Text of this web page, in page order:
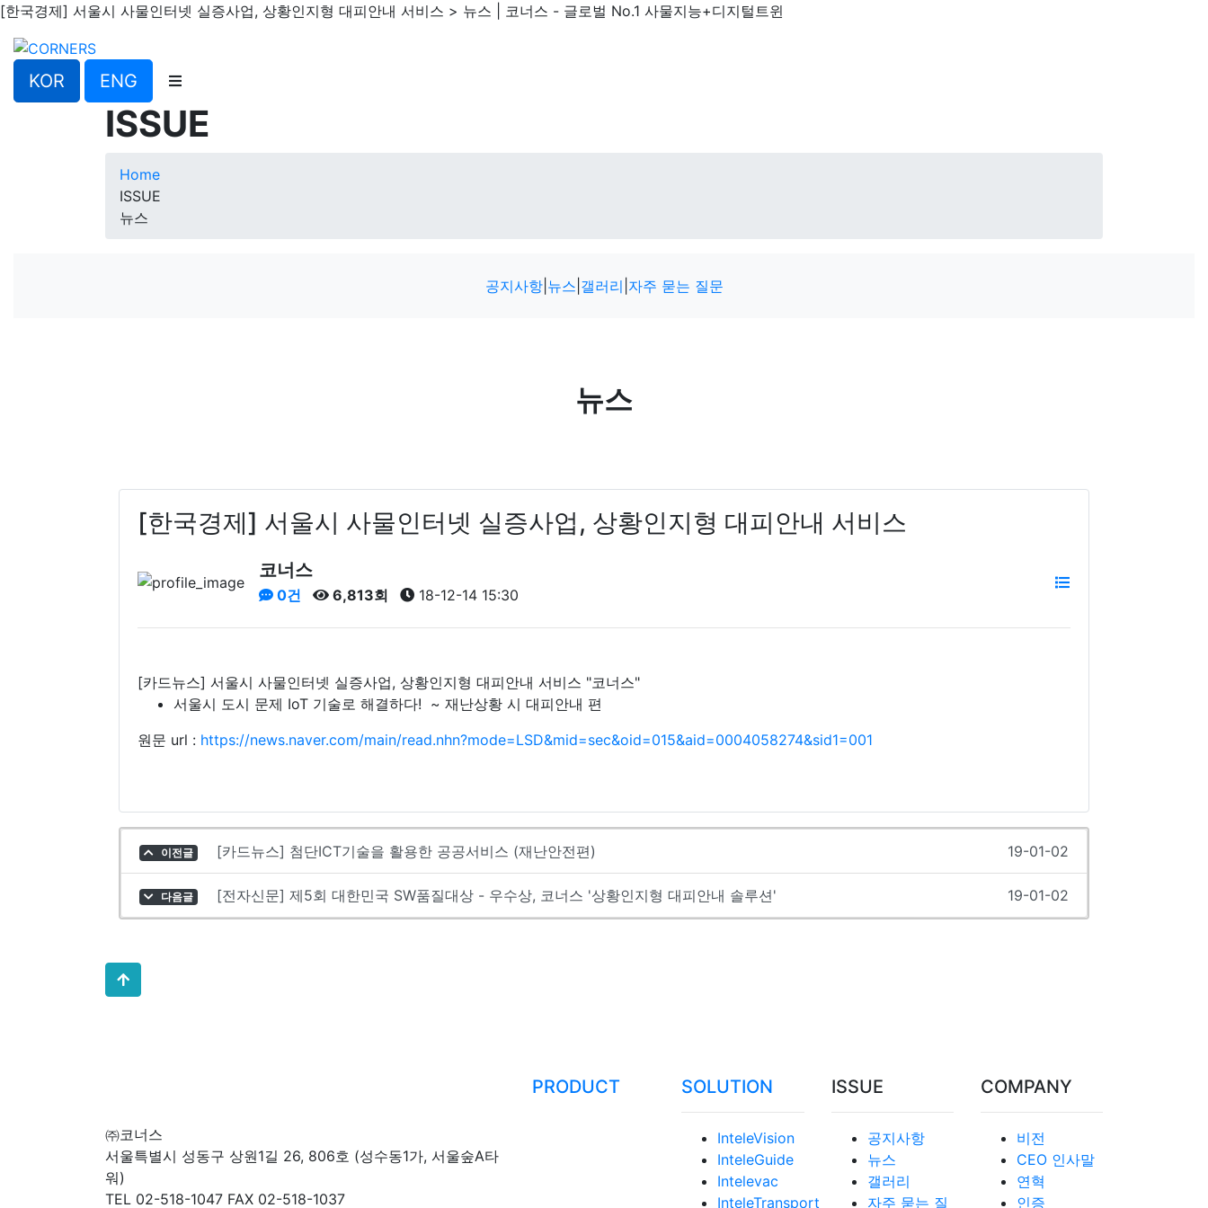
[한국경제] 서울시 사물인터넷 실증사업, 상황인지형 대피안내 서비스 > 뉴스 | 코너스 - 글로벌 No.1 사물지능+디지털트윈
KOR ENG
Home
ISSUE
뉴스
ISSUE
공지사항| 뉴스 갤러리 자주 묻는 질문
뉴스
[한국경제] 서울시 사물인터넷 실증사업, 상황인지형 대피안내 서비스
코너스
0건 6,813회 18-12-14 15:30
[카드뉴스] 서울시 사물인터넷 실증사업, 상황인지형 대피안내 서비스 "코너스"
서울시 도시 문제 IoT 기술로 해결하다! ~ 재난상황 시 대피안내 편
원문 url : https://news.naver.com/main/read.nhn?mode=LSD&mid=sec&oid=015&aid=0004058274&sid1=001
이전글 [카드뉴스] 첨단ICT기술을 활용한 공공서비스 (재난안전편) 19-01-02
다음글 [전자신문] 제5회 대한민국 SW품질대상 - 우수상, 코너스 '상황인지형 대피안내 솔루션' 19-01-02
㈜코너스
서울특별시 성동구 상원1길 26, 806호 (성수동1가, 서울숲A타
워)
TEL 02-518-1047 FAX 02-518-1037
PRODUCT SOLUTION
InteleVision
InteleGuide
Intelevac
InteleTransport
ISSUE
공지사항
뉴스
갤러리
자주 묻는 질
COMPANY
비전
CEO 인사말
연혁
인증